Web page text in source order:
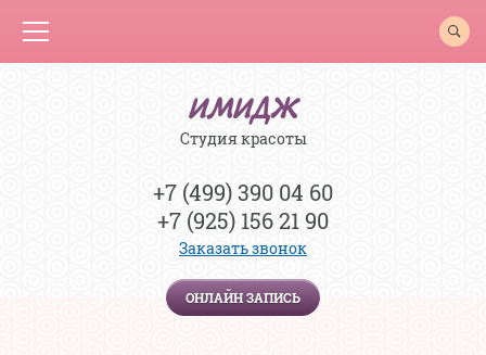
ИМИДЖ
Студия красоты
+7 (499) 390 04 60
+7 (925) 156 21 90
Заказать звонок
ОНЛАЙН ЗАПИСЬ